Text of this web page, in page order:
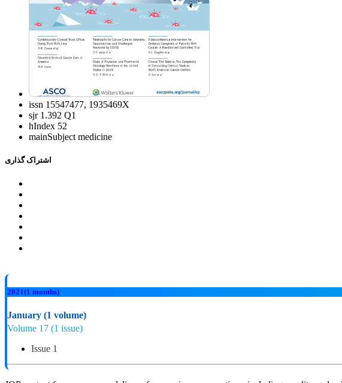
issn 15547477, 1935469X
sjr 1.392 Q1
hIndex 52
mainSubject medicine
اشتراک گذاری
2021(1 months)
January (1 volume)
Volume 17 (1 issue)
Issue 1